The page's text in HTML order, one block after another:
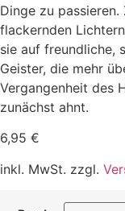
Dinge zu passieren.
flackernden
sie auf freundliche,
Geister, die mehr
Vergangenheit des
zunächst ahnt.
6,95 €
inkl. MwSt. zzgl.